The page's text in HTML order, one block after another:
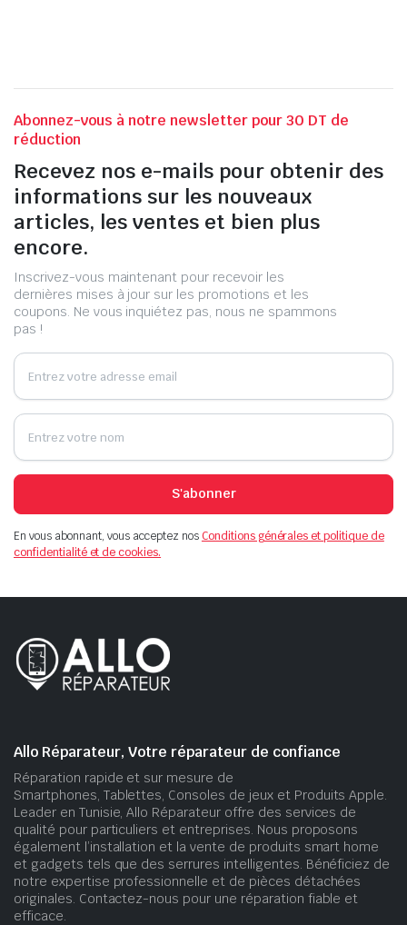
Abonnez-vous à notre newsletter pour 30 DT de
réduction
Recevez nos e-mails pour obtenir des
informations sur les nouveaux
articles, les ventes et bien plus
encore.
Inscrivez-vous maintenant pour recevoir les
dernières mises à jour sur les promotions et les
coupons. Ne vous inquiétez pas, nous ne spammons
pas !
S'abonner
En vous abonnant, vous acceptez nosConditions générales et politique de
confidentialité et de cookies.
Allo Réparateur, Votre réparateur de confiance
Réparation rapide et sur mesure de
Smartphones, Tablettes, Consoles de jeux et Produits Apple.
Leader en Tunisie, Allo Réparateur offre des services de
qualité pour particuliers et entreprises. Nous proposons
également l’installation et la vente de produits smart home
et gadgets tels que des serrures intelligentes. Bénéficiez de
notre expertise professionnelle et de pièces détachées
originales. Contactez-nous pour une réparation fiable et
efficace.